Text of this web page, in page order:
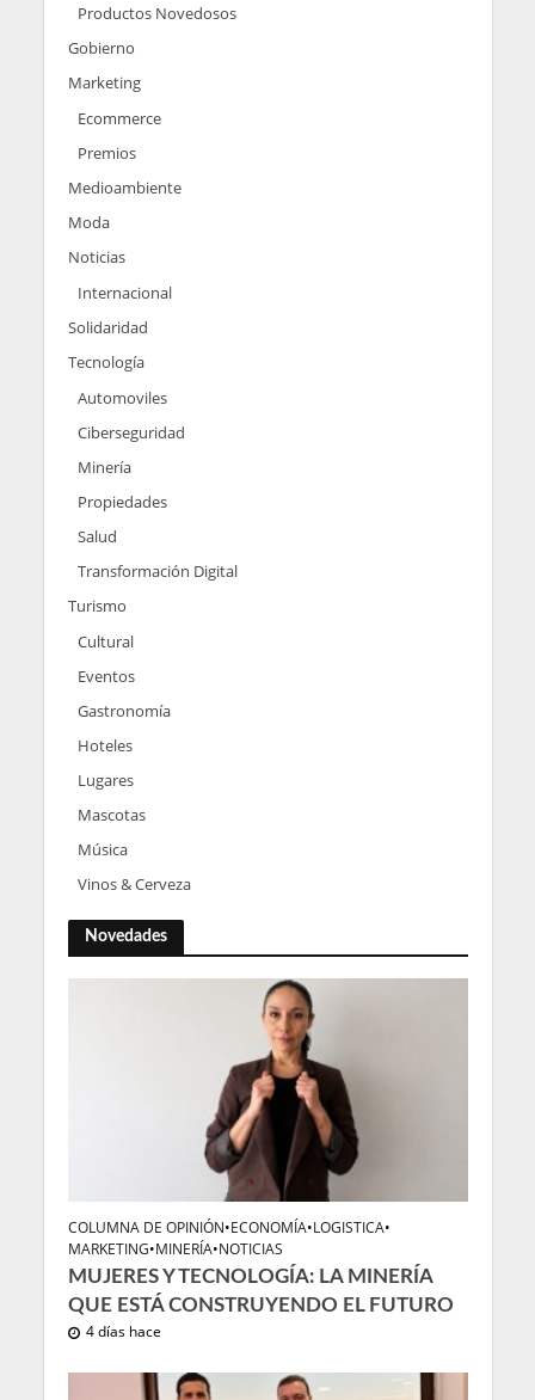
Productos Novedosos
Gobierno
Marketing
Ecommerce
Premios
Medioambiente
Moda
Noticias
Internacional
Solidaridad
Tecnología
Automoviles
Ciberseguridad
Minería
Propiedades
Salud
Transformación Digital
Turismo
Cultural
Eventos
Gastronomía
Hoteles
Lugares
Mascotas
Música
Vinos & Cerveza
Novedades
COLUMNA DE OPINIÓN•ECONOMÍA•LOGISTICA•
MARKETING•MINERÍA•NOTICIAS
MUJERES Y TECNOLOGÍA: LA MINERÍA
QUE ESTÁ CONSTRUYENDO EL FUTURO
4 días hace